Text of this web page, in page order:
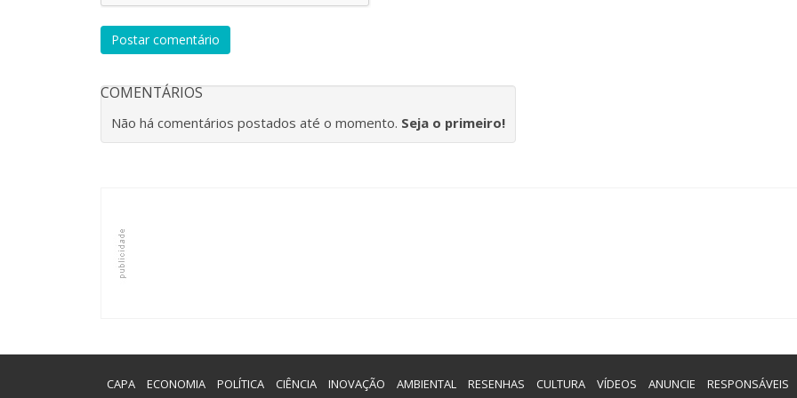
Postar comentário
COMENTÁRIOS
Não há comentários postados até o momento. Seja o primeiro!
CAPA ECONOMIA POLÍTICA CIÊNCIA INOVAÇÃO AMBIENTAL RESENHAS CULTURA VÍDEOS ANUNCIE RESPONSÁVEIS